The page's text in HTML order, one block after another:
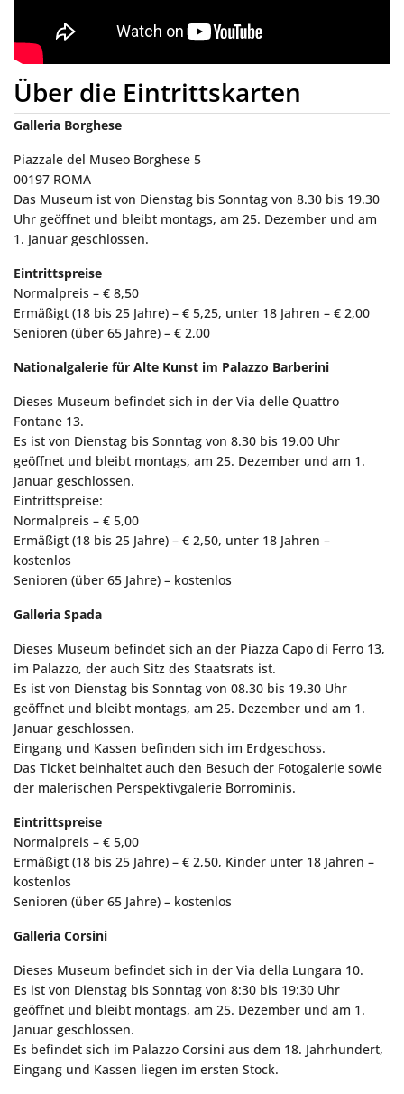
Über die Eintrittskarten
Galleria Borghese
Piazzale del Museo Borghese 5
00197 ROMA
Das Museum ist von Dienstag bis Sonntag von 8.30 bis 19.30
Uhr geöffnet und bleibt montags, am 25. Dezember und am
1. Januar geschlossen.
Eintrittspreise
Normalpreis – € 8,50
Ermäßigt (18 bis 25 Jahre) – € 5,25, unter 18 Jahren – € 2,00
Senioren (über 65 Jahre) – € 2,00
Nationalgalerie für Alte Kunst im Palazzo Barberini
Dieses Museum befindet sich in der Via delle Quattro
Fontane 13.
Es ist von Dienstag bis Sonntag von 8.30 bis 19.00 Uhr
geöffnet und bleibt montags, am 25. Dezember und am 1.
Januar geschlossen.
Eintrittspreise:
Normalpreis – € 5,00
Ermäßigt (18 bis 25 Jahre) – € 2,50, unter 18 Jahren –
kostenlos
Senioren (über 65 Jahre) – kostenlos
Galleria Spada
Dieses Museum befindet sich an der Piazza Capo di Ferro 13,
im Palazzo, der auch Sitz des Staatsrats ist.
Es ist von Dienstag bis Sonntag von 08.30 bis 19.30 Uhr
geöffnet und bleibt montags, am 25. Dezember und am 1.
Januar geschlossen.
Eingang und Kassen befinden sich im Erdgeschoss.
Das Ticket beinhaltet auch den Besuch der Fotogalerie sowie
der malerischen Perspektivgalerie Borrominis.
Eintrittspreise
Normalpreis – € 5,00
Ermäßigt (18 bis 25 Jahre) – € 2,50, Kinder unter 18 Jahren –
kostenlos
Senioren (über 65 Jahre) – kostenlos
Galleria Corsini
Dieses Museum befindet sich in der Via della Lungara 10.
Es ist von Dienstag bis Sonntag von 8:30 bis 19:30 Uhr
geöffnet und bleibt montags, am 25. Dezember und am 1.
Januar geschlossen.
Es befindet sich im Palazzo Corsini aus dem 18. Jahrhundert,
Eingang und Kassen liegen im ersten Stock.